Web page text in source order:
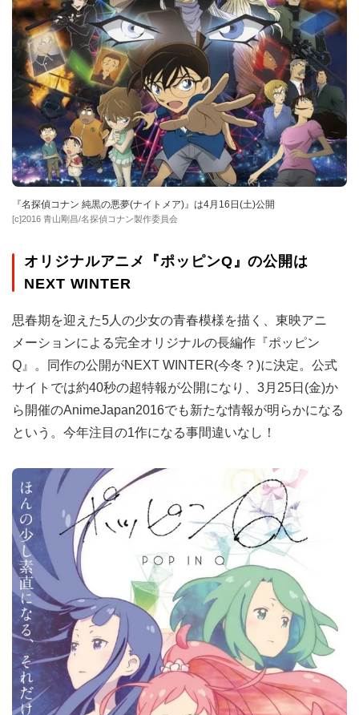
『名探偵コナン 純黒の悪夢(ナイトメア)』は4月16日(土)公開
[c]2016 青山剛昌/名探偵コナン製作委員会
オリジナルアニメ『ポッピンQ』の公開は
NEXT WINTER
思春期を迎えた5人の少女の青春模様を描く、東映アニ
メーションによる完全オリジナルの長編作『ポッピン
Q』。同作の公開がNEXT WINTER(今冬？)に決定。公式
サイトでは約40秒の超特報が公開になり、3月25日(金)か
ら開催のAnimeJapan2016でも新たな情報が明らかになる
という。今年注目の1作になる事間違いなし！